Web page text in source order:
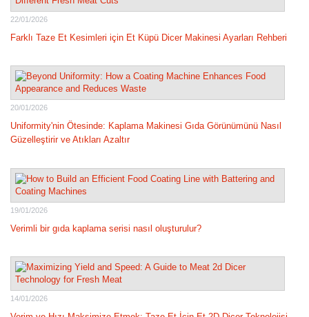
22/01/2026
Farklı Taze Et Kesimleri için Et Küpü Dicer Makinesi Ayarları Rehberi
20/01/2026
Uniformity'nin Ötesinde: Kaplama Makinesi Gıda Görünümünü Nasıl
Güzelleştirir ve Atıkları Azaltır
19/01/2026
Verimli bir gıda kaplama serisi nasıl oluşturulur?
14/01/2026